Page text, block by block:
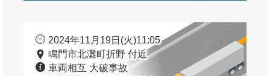
2024年11月19日(火)11:05
鳴門市北灘町折野 付近
車両相互 大破事故